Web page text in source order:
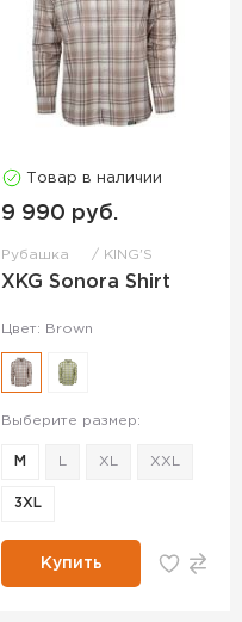
Товар в наличии
9 990 руб.
Рубашка KING'S
XKG Sonora Shirt
Цвет: Brown
Выберите размер:
M XL XXL
3XL
Купить